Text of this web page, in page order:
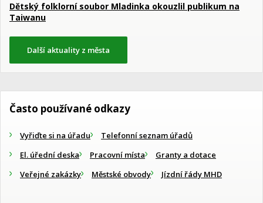
Dětský folklorní soubor Mladinka okouzlil publikum na
Taiwanu
Další aktuality z města
Často používané odkazy
Vyřiďte si na úřadu
Telefonní seznam úřadů
El. úřední deska
Pracovní místa
Granty a dotace
Veřejné zakázky
Městské obvody Jízdní řády MHD